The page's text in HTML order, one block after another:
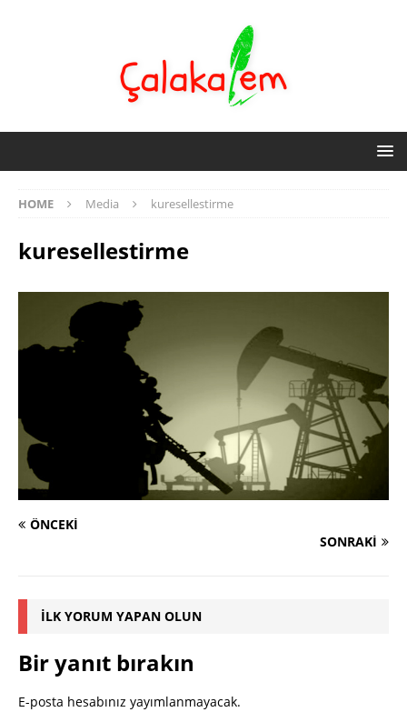
HOME Media kuresellestirme
kuresellestirme
ÖNCEKI
SONRAKI
İLK YORUM YAPAN OLUN
Bir yanıt bırakın
E-posta hesabınız yayımlanmayacak.